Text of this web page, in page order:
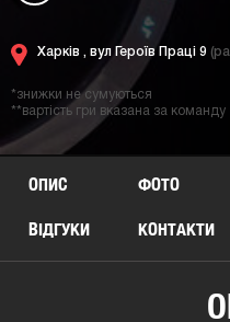
Харків , вул Героїв Праці 9
*знижки не сумуються
**вартість гри вказана за команду
ОПИС ФОТО
ВІДГУКИ КОНТАКТИ